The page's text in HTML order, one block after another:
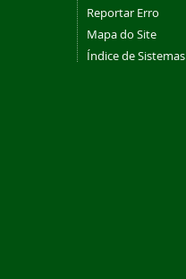
Reportar Erro
Mapa do Site
Índice de Sistemas